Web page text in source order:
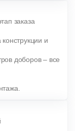
заказа
и
доборов – все